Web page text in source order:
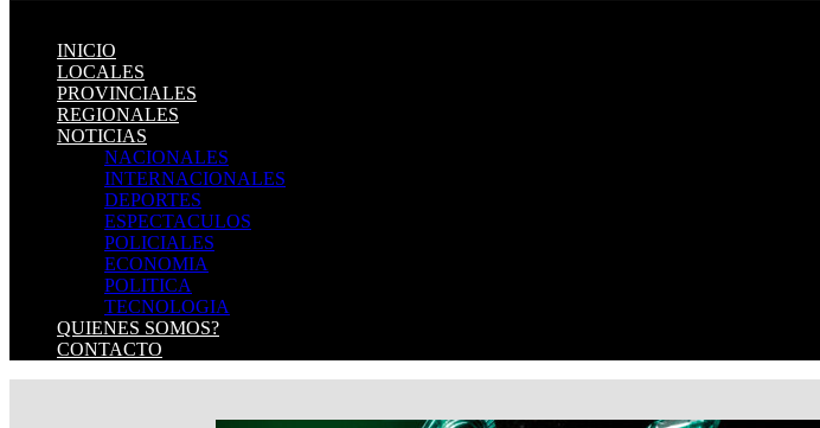
INICIO
LOCALES
PROVINCIALES
REGIONALES
NOTICIAS
NACIONALES
INTERNACIONALES
DEPORTES
ESPECTACULOS
POLICIALES
ECONOMIA
POLITICA
TECNOLOGIA
QUIENES SOMOS?
CONTACTO